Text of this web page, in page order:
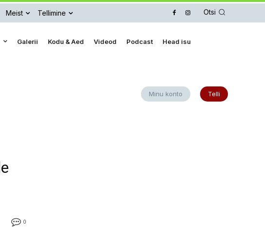
Meist Tellimine Otsi
Galerii Kodu & Aed Videod Podcast Head isu
Minu konto Telli
0